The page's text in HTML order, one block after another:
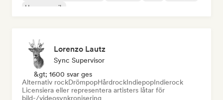
House-musik
Lorenzo Lautz
Sync Supervisor
&gt; 1600 svar ges
Alternativ rockDrömpopHårdrockIndiepopIndierock
Licensiera eller representera artisters låtar för
bild-/videosynkronisering